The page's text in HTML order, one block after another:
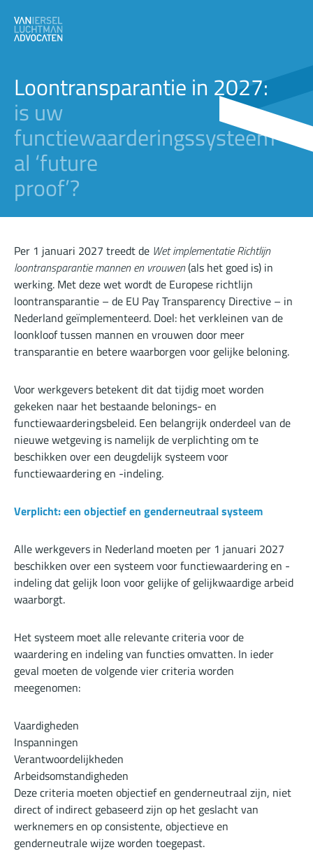
Loontransparantie in 2027:
is uw
functiewaarderingssysteem
al ‘future
proof’?
Per 1 januari 2027 treedt de Wet implementatie Richtlijn
loontransparantie mannen en vrouwen(als het goed is) in
werking. Met deze wet wordt de Europese richtlijn
loontransparantie – de EU Pay Transparency Directive – in
Nederland geïmplementeerd. Doel: het verkleinen van de
loonkloof tussen mannen en vrouwen door meer
transparantie en betere waarborgen voor gelijke beloning.
Voor werkgevers betekent dit dat tijdig moet worden
gekeken naar het bestaande belonings- en
functiewaarderingsbeleid. Een belangrijk onderdeel van de
nieuwe wetgeving is namelijk de verplichting om te
beschikken over een deugdelijk systeem voor
functiewaardering en -indeling.
Verplicht: een objectief en genderneutraal systeem
Alle werkgevers in Nederland moeten per 1 januari 2027
beschikken over een systeem voor functiewaardering en -
indeling dat gelijk loon voor gelijke of gelijkwaardige arbeid
waarborgt.
Het systeem moet alle relevante criteria voor de
waardering en indeling van functies omvatten. In ieder
geval moeten de volgende vier criteria worden
meegenomen:
Vaardigheden
Inspanningen
Verantwoordelijkheden
Arbeidsomstandigheden
Deze criteria moeten objectief en genderneutraal zijn, niet
direct of indirect gebaseerd zijn op het geslacht van
werknemers en op consistente, objectieve en
genderneutrale wijze worden toegepast.